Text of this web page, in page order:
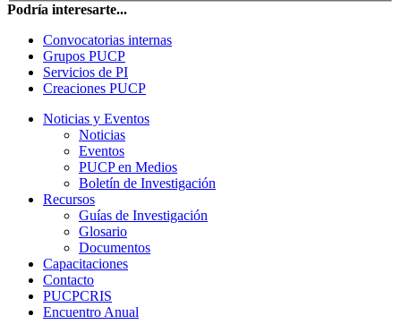
Podría interesarte...
Convocatorias internas
Grupos PUCP
Servicios de PI
Creaciones PUCP
Noticias y Eventos
Noticias
Eventos
PUCP en Medios
Boletín de Investigación
Recursos
Guías de Investigación
Glosario
Documentos
Capacitaciones
Contacto
PUCPCRIS
Encuentro Anual